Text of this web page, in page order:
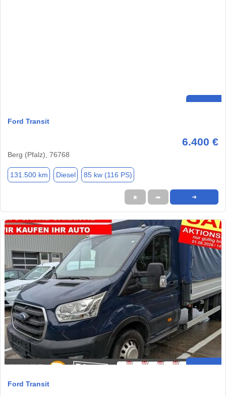
Ford Transit
6.400 €
Berg (Pfalz), 76768
131.500 km Diesel 85 kw (116 PS)
★ ➦ ➜
Ford Transit